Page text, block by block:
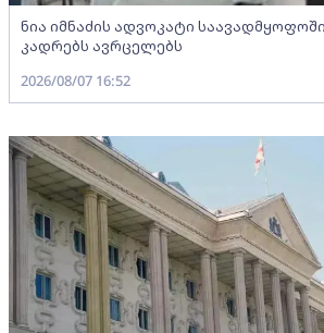
ნია იმნაძის ადვოკატი
კადრებს ავრცელებს
2026/08/07 16:52